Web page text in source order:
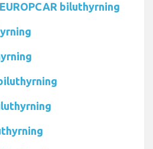
biluthyrning